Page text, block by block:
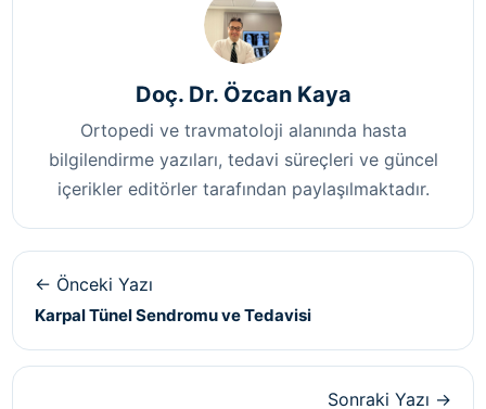
Doç. Dr. Özcan Kaya
Ortopedi ve travmatoloji alanında hasta
bilgilendirme yazıları, tedavi süreçleri ve güncel
içerikler editörler tarafından paylaşılmaktadır.
← Önceki Yazı
Karpal Tünel Sendromu ve Tedavisi
Sonraki Yazı →